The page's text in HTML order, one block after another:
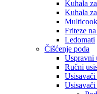
Kuhala
Kuhala
Friteze
Ledomati
Čišćenje poda
Uspravni
Ručni